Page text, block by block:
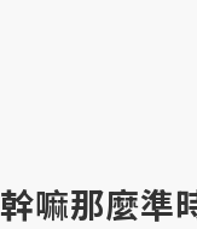
幹嘛那麼準